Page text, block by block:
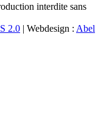
interdite sans
2.0 | Webdesign : Abel